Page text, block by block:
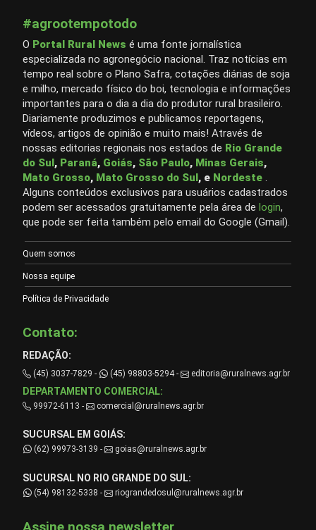
#agrootempotodo
O Portal Rural News é uma fonte jornalística
especializada no agronegócio nacional. Traz notícias em
tempo real sobre o Plano Safra, cotações diárias de soja
e milho, mercado físico do boi, tecnologia e informações
importantes para o dia a dia do produtor rural brasileiro.
Diariamente produzimos e publicamos reportagens,
vídeos, artigos de opinião e muito mais! Através de
nossas editorias regionais nos estados de Rio Grande
do Sul, Paraná, Goiás, São Paulo, Minas Gerais,
Mato Grosso, Mato Grosso do Sul, e Nordeste .
Alguns conteúdos exclusivos para usuários cadastrados
podem ser acessados gratuitamente pela área de login,
que pode ser feita também pelo email do Google (Gmail).
Quem somos
Nossa equipe
Política de Privacidade
Contato:
REDAÇÃO:
(45) 3037-7829 - (45) 98803-5294 - editoria@ruralnews.agr.br
DEPARTAMENTO COMERCIAL:
99972-6113 - comercial@ruralnews.agr.br
SUCURSAL EM GOIÁS:
(62) 99973-3139 - goias@ruralnews.agr.br
SUCURSAL NO RIO GRANDE DO SUL:
(54) 98132-5338 - riograndedosul@ruralnews.agr.br